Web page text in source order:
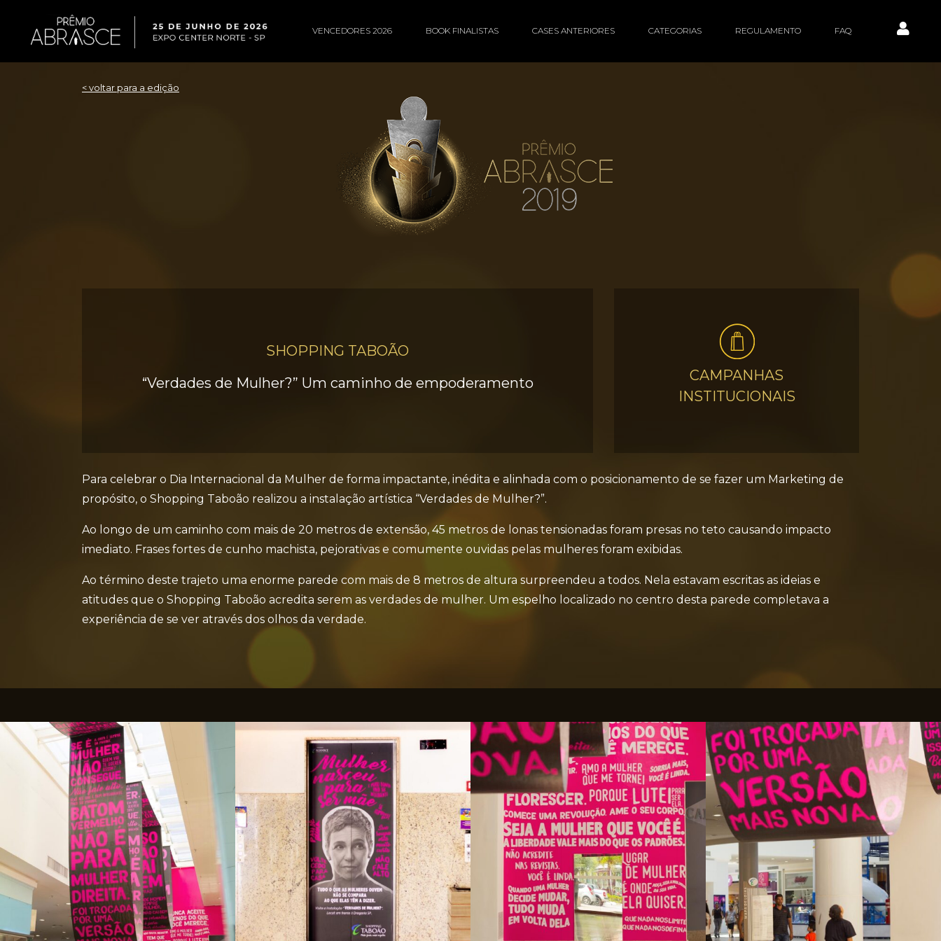
VENCEDORES 2026 BOOK FINALISTAS CASES ANTERIORES CATEGORIAS REGULAMENTO FAQ
< voltar para a edição
SHOPPING TABOÃO
“Verdades de Mulher?” Um caminho de empoderamento
CAMPANHAS
INSTITUCIONAIS
Para celebrar o Dia Internacional da Mulher de forma impactante, inédita e alinhada com o posicionamento de se fazer um Marketing de
propósito, o Shopping Taboão realizou a instalação artística “Verdades de Mulher?”.
Ao longo de um caminho com mais de 20 metros de extensão, 45 metros de lonas tensionadas foram presas no teto causando impacto
imediato. Frases fortes de cunho machista, pejorativas e comumente ouvidas pelas mulheres foram exibidas.
Ao término deste trajeto uma enorme parede com mais de 8 metros de altura surpreendeu a todos. Nela estavam escritas as ideias e
atitudes que o Shopping Taboão acredita serem as verdades de mulher. Um espelho localizado no centro desta parede completava a
experiência de se ver através dos olhos da verdade.